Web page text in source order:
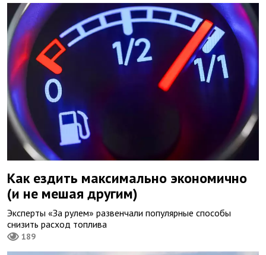
Как ездить максимально экономично
(и не мешая другим)
Эксперты «За рулем» развенчали популярные способы
снизить расход топлива
189